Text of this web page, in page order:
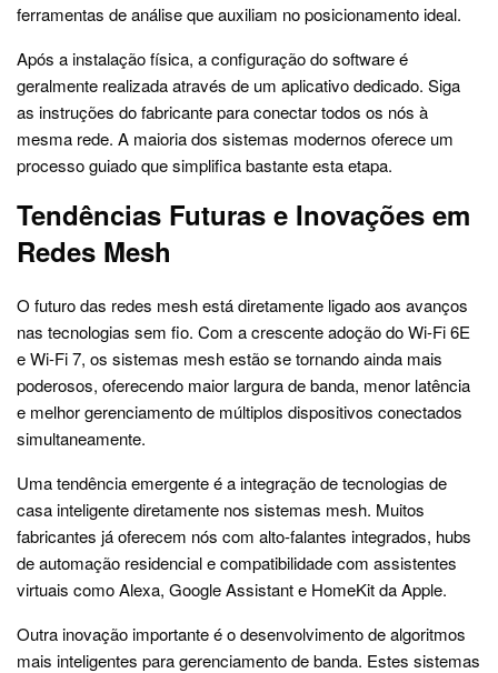
ferramentas de análise que auxiliam no posicionamento ideal.
Após a instalação física, a configuração do software é
geralmente realizada através de um aplicativo dedicado. Siga
as instruções do fabricante para conectar todos os nós à
mesma rede. A maioria dos sistemas modernos oferece um
processo guiado que simplifica bastante esta etapa.
Tendências Futuras e Inovações em
Redes Mesh
O futuro das redes mesh está diretamente ligado aos avanços
nas tecnologias sem fio. Com a crescente adoção do Wi-Fi 6E
e Wi-Fi 7, os sistemas mesh estão se tornando ainda mais
poderosos, oferecendo maior largura de banda, menor latência
e melhor gerenciamento de múltiplos dispositivos conectados
simultaneamente.
Uma tendência emergente é a integração de tecnologias de
casa inteligente diretamente nos sistemas mesh. Muitos
fabricantes já oferecem nós com alto-falantes integrados, hubs
de automação residencial e compatibilidade com assistentes
virtuais como Alexa, Google Assistant e HomeKit da Apple.
Outra inovação importante é o desenvolvimento de algoritmos
mais inteligentes para gerenciamento de banda. Estes sistemas